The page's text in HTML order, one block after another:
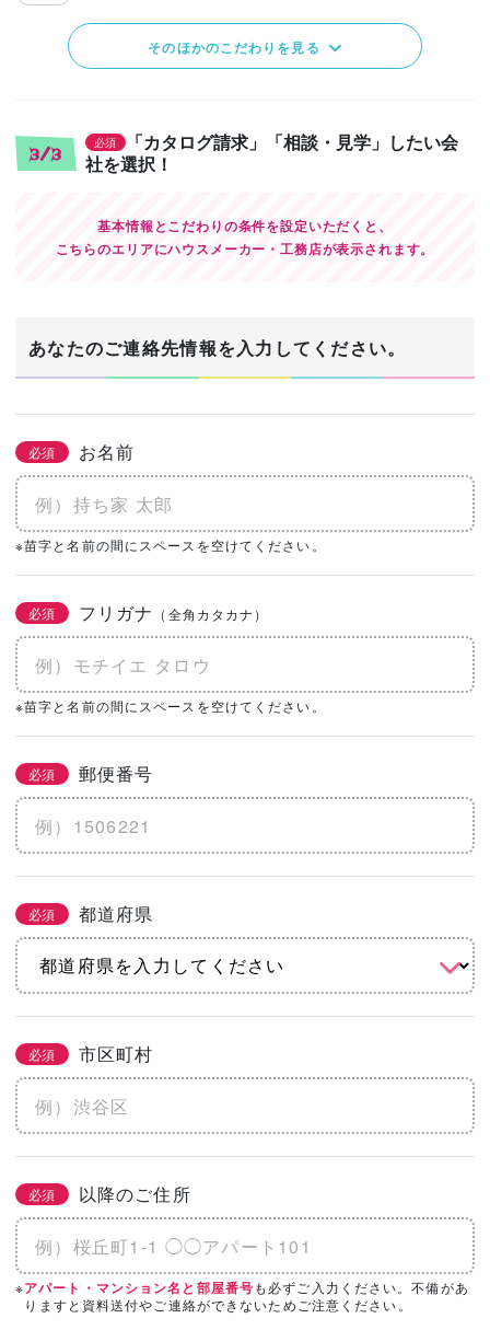
そのほかのこだわりを見る
3/3
必須
「カタログ請求」「相談・見学」したい会
社を選択！
基本情報とこだわりの条件を設定いただくと、
こちらのエリアにハウスメーカー・工務店が表示されます。
あなたのご連絡先情報を入力してください。
必須 お名前
※苗字と名前の間にスペースを空けてください。
必須 フリガナ （全角カタカナ）
※苗字と名前の間にスペースを空けてください。
必須 郵便番号
必須 都道府県
必須 市区町村
必須 以降のご住所
※アパート・マンション名と部屋番号も必ずご入力ください。不備があ
りますと資料送付やご連絡ができないためご注意ください。